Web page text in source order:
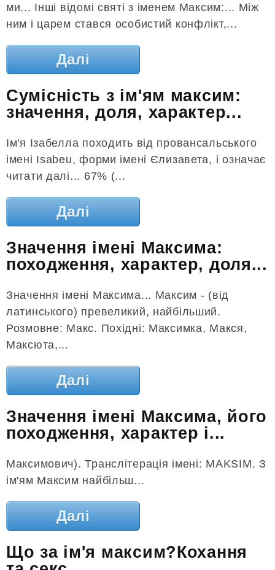
ми... Інші відомі святі з іменем Максим:... Між
ним і царем стався особистий конфлікт,...
Далі
Сумісність з ім'ям максим:
значення, доля, характер...
Ім'я Ізабелла походить від провансальського
імені Isabeu, форми імені Єлизавета, і означає
читати далі... 67% (...
Далі
Значення імені Максима:
походження, характер, доля...
Значення імені Максима... Максим - (від
латинського) превеликий, найбільший.
Розмовне: Макс. Похідні: Максимка, Макся,
Максюта,...
Далі
Значення імені Максима, його
походження, характер і...
Максимович). Транслітерація імені: MAKSIM. З
ім'ям Максим найбільш...
Далі
Що за ім'я максим?Кохання